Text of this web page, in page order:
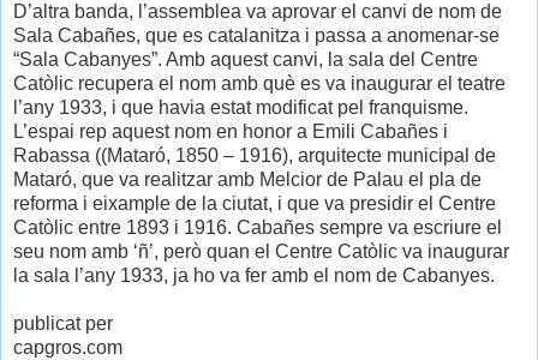
D’altra banda, l’assemblea va aprovar el canvi de nom de
Sala Cabañes, que es catalanitza i passa a anomenar-se
“Sala Cabanyes”. Amb aquest canvi, la sala del Centre
Catòlic recupera el nom amb què es va inaugurar el teatre
l’any 1933, i que havia estat modificat pel franquisme.
L’espai rep aquest nom en honor a Emili Cabañes i
Rabassa ((Mataró, 1850 – 1916), arquitecte municipal de
Mataró, que va realitzar amb Melcior de Palau el pla de
reforma i eixample de la ciutat, i que va presidir el Centre
Catòlic entre 1893 i 1916. Cabañes sempre va escriure el
seu nom amb ‘ñ’, però quan el Centre Catòlic va inaugurar
la sala l’any 1933, ja ho va fer amb el nom de Cabanyes.
publicat per
capgros.com